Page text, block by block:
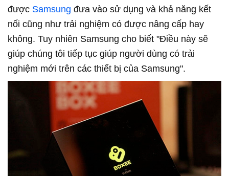
được Samsung đưa vào sử dụng và khả năng kết
nối cũng như trải nghiệm có được nâng cấp hay
không. Tuy nhiên Samsung cho biết "Điều này sẽ
giúp chúng tôi tiếp tục giúp người dùng có trải
nghiệm mới trên các thiết bị của Samsung".